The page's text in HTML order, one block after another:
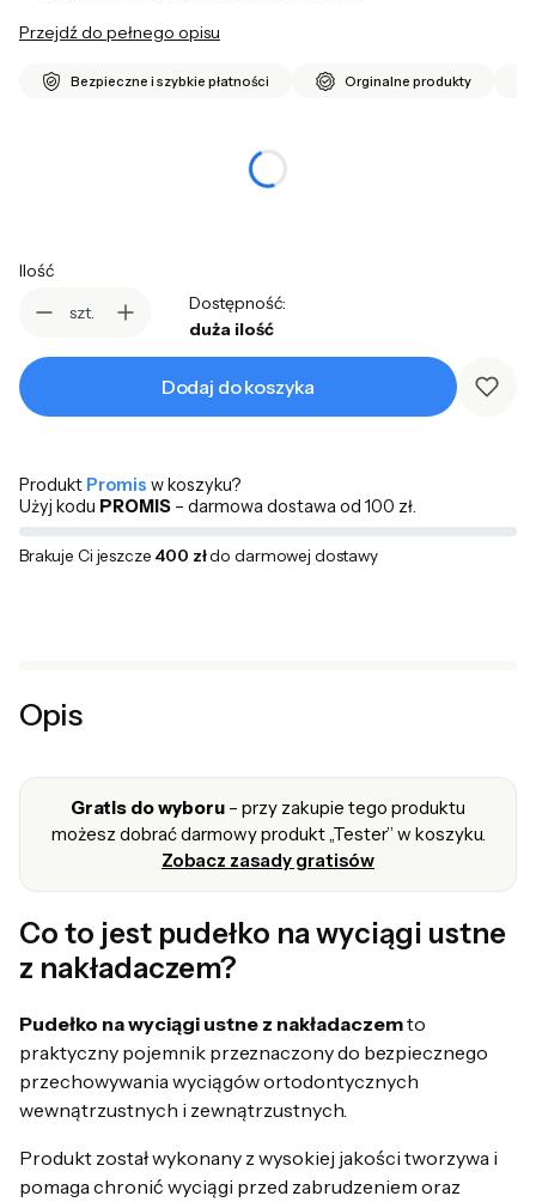
Przejdź do pełnego opisu
Bezpieczne i szybkie płatności Orginalne produkty
Ilość
szt.
Dostępność:
duża ilość
Dodaj do koszyka
Produkt Promis w koszyku?
Użyj kodu PROMIS – darmowa dostawa od 100 zł.
Brakuje Ci jeszcze 400 złdo darmowej dostawy
Opis
Gratis do wyboru – przy zakupie tego produktu
możesz dobrać darmowy produkt „Tester” w koszyku.
Zobacz zasady gratisów
Co to jest pudełko na wyciągi ustne
z nakładaczem?
Pudełko na wyciągi ustne z nakładaczemto
praktyczny pojemnik przeznaczony do bezpiecznego
przechowywania wyciągów ortodontycznych
wewnątrzustnych i zewnątrzustnych.
Produkt został wykonany z wysokiej jakości tworzywa i
pomaga chronić wyciągi przed zabrudzeniem oraz